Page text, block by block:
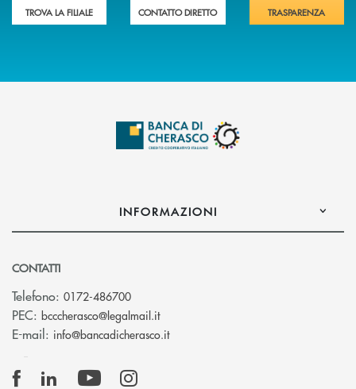
TROVA LA FILIALE CONTATTO DIRETTO TRASPARENZA
INFORMAZIONI
CONTATTI
Telefono: 0172-486700
PEC: bcccherasco@legalmail.it(si apre l’app di posta elettronica)
E-mail: info@bancadicherasco.it(si apre l’app di posta elettronica)